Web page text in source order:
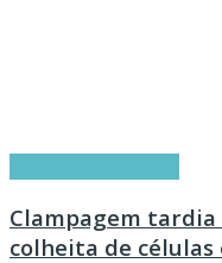
Clampagem
colheita de